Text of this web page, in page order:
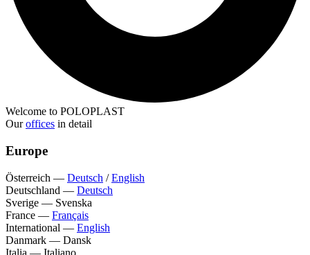
Welcome to POLOPLAST
Ouroffices in detail
Europe
Österreich — Deutsch /English
Deutschland — Deutsch
Sverige — Svenska
France — Français
International — English
Danmark — Dansk
Italia — Italiano